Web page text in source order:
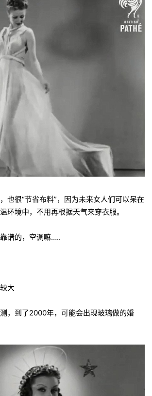
也很“节省布料”，因为未来女人们可以呆在
环境中，不用再根据天气来穿衣服。
谱的，空调嘛…..
大
，到了2000年，可能会出现玻璃做的婚